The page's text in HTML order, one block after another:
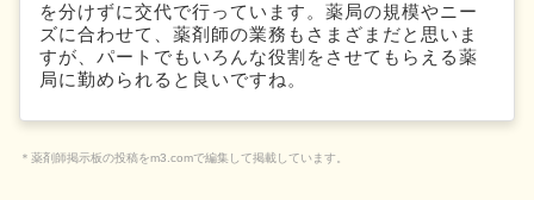
を分けずに交代で行っています。薬局の規模やニー
ズに合わせて、薬剤師の業務もさまざまだと思いま
すが、パートでもいろんな役割をさせてもらえる薬
局に勤められると良いですね。
＊薬剤師掲示板の投稿をm3.comで編集して掲載しています。